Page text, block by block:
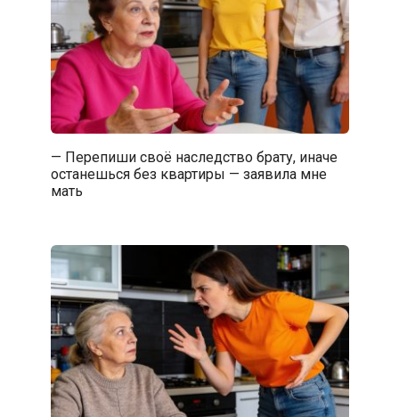
— Перепиши своё наследство брату, иначе
останешься без квартиры — заявила мне
мать